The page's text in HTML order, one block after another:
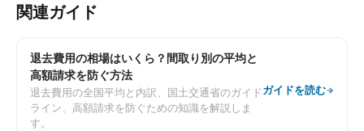
関連ガイド
退去費用の相場はいくら？間取り別の平均と
高額請求を防ぐ方法
退去費用の全国平均と内訳、国土交通省のガイド
ライン、高額請求を防ぐための知識を解説しま
す。
ガイドを読む